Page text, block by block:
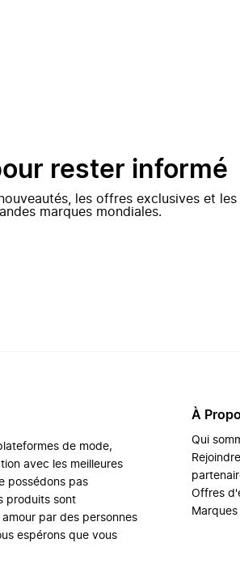
rester informé
les offres exclusives et les
marques mondiales.
de mode,
avec les meilleures
possédons pas
produits sont
par des personnes
espérons que vous
À
Qui
Offres
Marques